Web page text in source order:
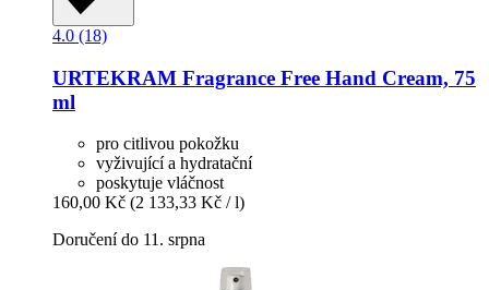
4.0 (18)
URTEKRAM Fragrance Free Hand Cream, 75
ml
pro citlivou pokožku
vyživující a hydratační
poskytuje vláčnost
160,00 Kč (2 133,33 Kč / l)
Doručení do 11. srpna